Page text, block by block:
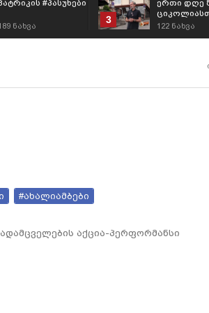
#პასუხები
ნახვა
3
ერთი დღე
ერთად
122 ნახვა
#ახალიამბები
აქცია-პერფორმანსი